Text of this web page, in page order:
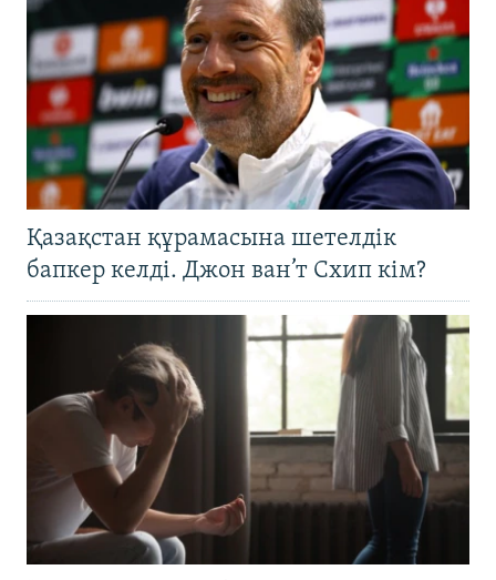
Қазақстан құрамасына шетелдік
бапкер келді. Джон ван’т Схип кім?